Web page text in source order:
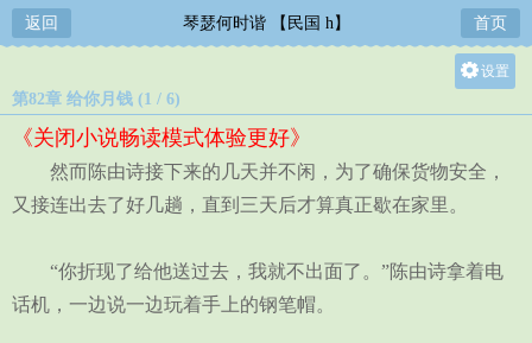
返回 琴瑟何时谐 【民国 h】 首页
设置
中
第82章 给你月钱 (1 / 6)
《关闭小说畅读模式体验更好》
然而陈由诗接下来的几天并不闲，为了确保货物安全，
又接连出去了好几趟，直到三天后才算真正歇在家里。
“你折现了给他送过去，我就不出面了。”陈由诗拿着电
话机，一边说一边玩着手上的钢笔帽。